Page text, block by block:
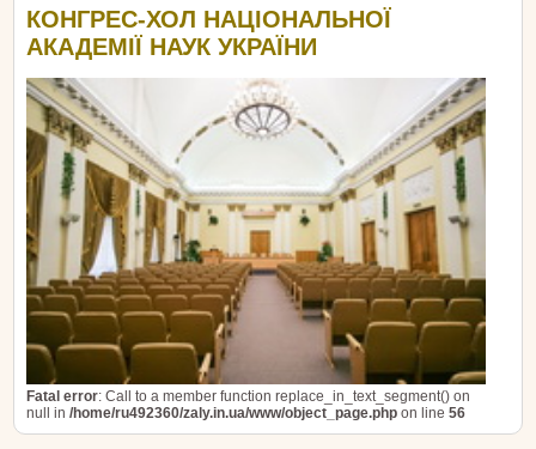
КОНГРЕС-ХОЛ НАЦІОНАЛЬНОЇ
АКАДЕМІЇ НАУК УКРАЇНИ
Fatal error: Call to a member function replace_in_text_segment() on
null in /home/ru492360/zaly.in.ua/www/object_page.php on line 56